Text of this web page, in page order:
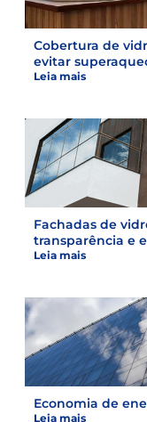
Cobertura de
evitar
Leia mais
Fachadas de
transparência e
Leia mais
Economia de
Leia mais